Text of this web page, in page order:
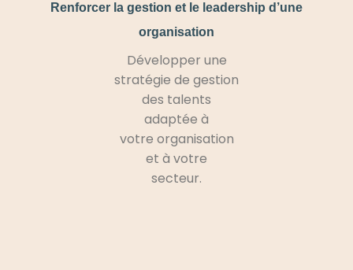
Renforcer la gestion et le leadership d’une
organisation
Développer une
stratégie de gestion
des talents
adaptée à
votre organisation
et à votre
secteur.